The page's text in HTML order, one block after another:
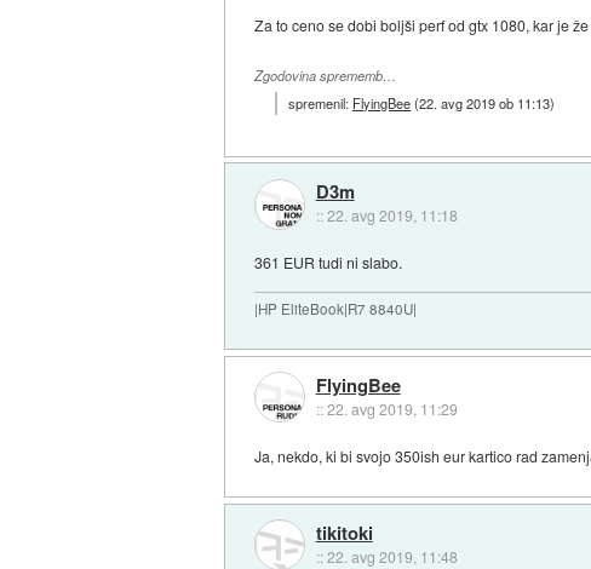
Za to ceno se dobi boljši perf od gtx 1080, kar je
Zgodovina sprememb…
spremenil: FlyingBee(22. avg 2019 ob 11:13)
D3m
::22. avg 2019, 11:18
361 EUR tudi ni slabo.
|HP EliteBook|R7 8840U|
FlyingBee
::22. avg 2019, 11:29
Ja, nekdo, ki bi svojo 350ish eur kartico rad
tikitoki
::22. avg 2019, 11:48